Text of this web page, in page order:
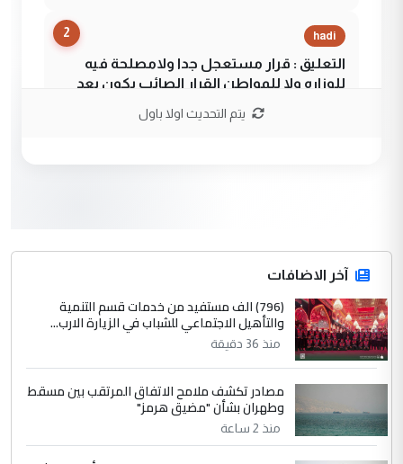
2 hadi
التعليق : قرار مستعجل جدا ولامصلحة فيه
للوزاره ولا للمواطن القرار الصائب يكون بعد
جنسية الرافد الثالث للعراق ومن اصول عريقة
ابا فرات ...
الموضوع :
الجواهري يرد على صدام حسين سل
مضجعيك يابن الزنا (نص كامل)
4
التعليق : واحد من عصابة علي ماما يسقط
جنسية الرافد الثالث للعراق ومن اصول عريقة
ابا فرات ...
يتم التحديث اولا باول
آخر الاضافات
(796) الف مستفيد من خدمات قسم التنمية
والتأهيل الاجتماعي للشباب في الزيارة الارب...
منذ 36 دقيقة
مصادر تكشف ملامح الاتفاق المرتقب بين مسقط
وطهران بشأن "مضيق هرمز"
منذ 2 ساعة